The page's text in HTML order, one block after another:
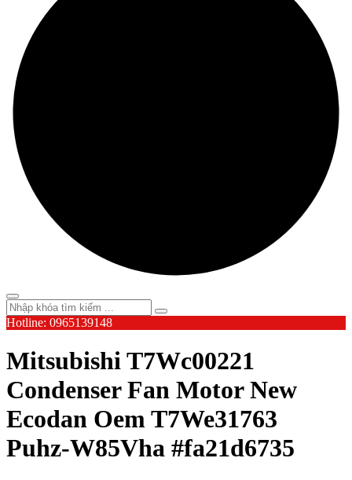
Hotline: 0965139148
Mitsubishi T7Wc00221
Condenser Fan Motor New
Ecodan Oem T7We31763
Puhz-W85Vha #fa21d6735